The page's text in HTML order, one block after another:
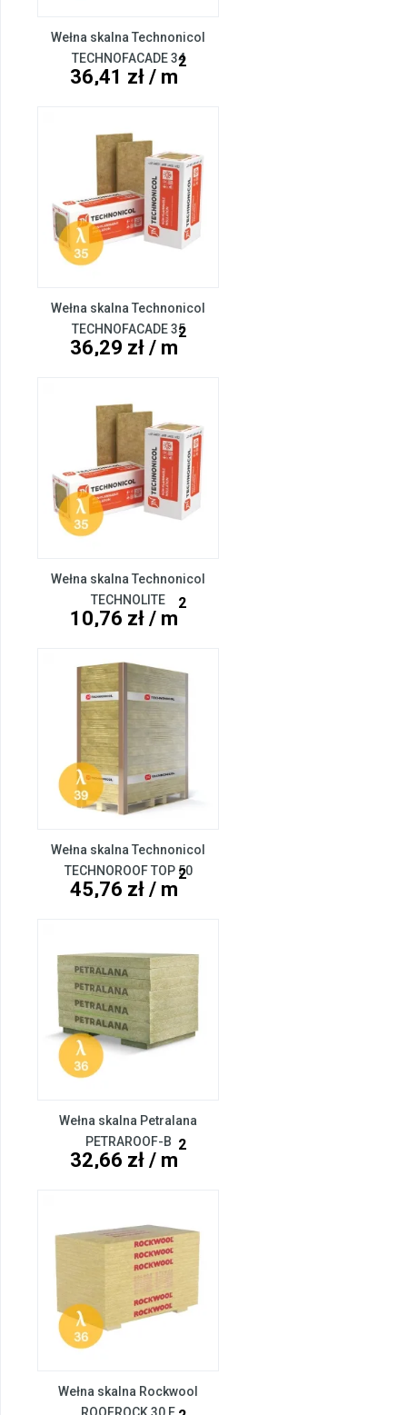
Wełna skalna Technonicol
TECHNOFACADE 34
36,41 zł / m
2
Wełna skalna Technonicol
TECHNOFACADE 35
36,29 zł / m
2
Wełna skalna Technonicol
TECHNOLITE
10,76 zł / m
2
Wełna skalna Technonicol
TECHNOROOF TOP 50
45,76 zł / m
2
Wełna skalna Petralana
PETRAROOF-B
32,66 zł / m
2
Wełna skalna Rockwool
ROOFROCK 30 E